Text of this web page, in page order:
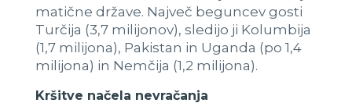
matične države. Največ beguncev gosti
Turčija (3,7 milijonov), sledijo ji Kolumbija
(1,7 milijona), Pakistan in Uganda (po 1,4
milijona) in Nemčija (1,2 milijona).
Kršitve načela nevračanja